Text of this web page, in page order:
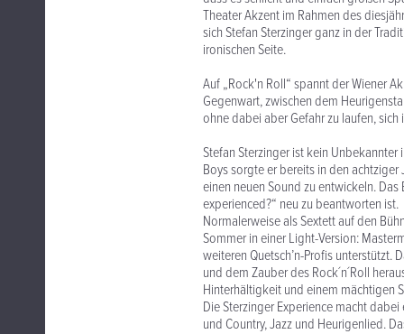
Theater Akzent im Rahmen des
sich Stefan Sterzinger ganz in der
ironischen Seite.
Auf „Rock'n Roll“ spannt der Wiener
Gegenwart, zwischen dem
ohne dabei aber Gefahr zu laufen,
Stefan Sterzinger ist kein
Boys sorgte er bereits in den
einen neuen Sound zu entwickeln. Das
experienced?“ neu zu beantworten ist.
Normalerweise als Sextett auf den
Sommer in einer Light-Version:
weiteren Quetsch’n-Profis
und dem Zauber des Rock´n´Roll
Hinterhältigkeit und einem mächtigen
Die Sterzinger Experience macht
und Country, Jazz und Heurigenlied.